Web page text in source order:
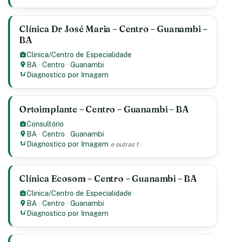
Clínica Dr José Maria – Centro – Guanambi –
BA
Clinica/Centro de Especialidade
BA ·Centro ·Guanambi
Diagnostico por Imagem
Ortoimplante – Centro – Guanambi – BA
Consultório
BA ·Centro ·Guanambi
Diagnostico por Imagem e outras 1
Clínica Ecosom – Centro – Guanambi – BA
Clinica/Centro de Especialidade
BA ·Centro ·Guanambi
Diagnostico por Imagem